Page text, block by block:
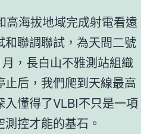
高海拔地域完成射電看遠
聯調聯試，為天問二號
，長白山不雅測站組織
后，我們爬到天線最高
懂得了VLBI不只是一項
控才能的基石。